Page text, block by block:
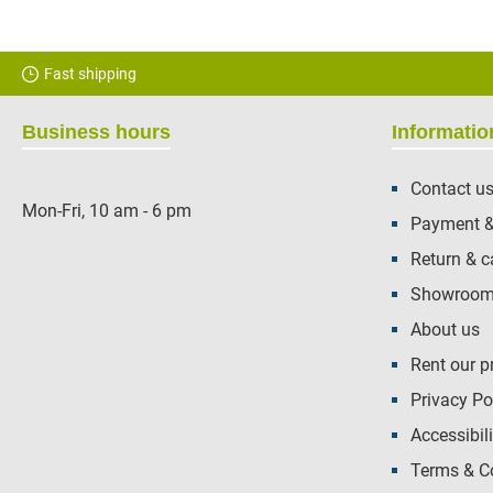
Fast shipping
Business hours
Mon-Fri, 10 am - 6 pm
Contact us
Payment
Return &
About us
Rent our
Privacy
Terms &